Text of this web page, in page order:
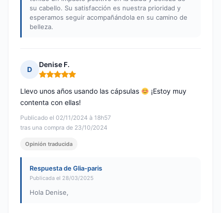
su cabello. Su satisfacción es nuestra prioridad y
esperamos seguir acompañándola en su camino de
belleza.
D
Denise F.
Nota: 5 de 5
Publicado el 02/11/2024 à 18h57
tras una compra de 23/10/2024
Llevo unos años usando las cápsulas
¡Estoy muy
contenta con ellas!
Opinión traducida
Respuesta de Glia-paris
Publicada el 28/03/2025
Hola Denise,